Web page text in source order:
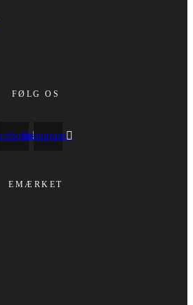
FØLG OS
Instagram
EMÆRKET